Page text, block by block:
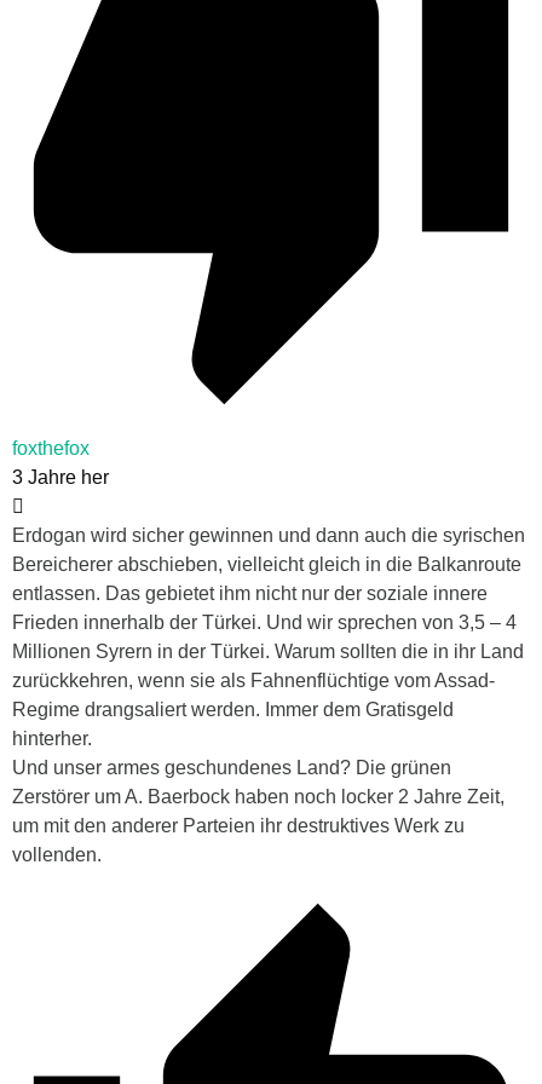
foxthefox
3 Jahre her
Erdogan wird sicher gewinnen und dann auch die syrischen
Bereicherer abschieben, vielleicht gleich in die Balkanroute
entlassen. Das gebietet ihm nicht nur der soziale innere
Frieden innerhalb der Türkei. Und wir sprechen von 3,5 – 4
Millionen Syrern in der Türkei. Warum sollten die in ihr Land
zurückkehren, wenn sie als Fahnenflüchtige vom Assad-
Regime drangsaliert werden. Immer dem Gratisgeld
hinterher.
Und unser armes geschundenes Land? Die grünen
Zerstörer um A. Baerbock haben noch locker 2 Jahre Zeit,
um mit den anderer Parteien ihr destruktives Werk zu
vollenden.